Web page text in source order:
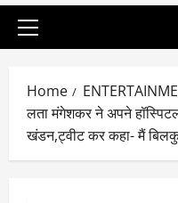
Primary
Home
लता मंगेशकर ने अपने
खंडन,ट्वीट कर कहा- मैं